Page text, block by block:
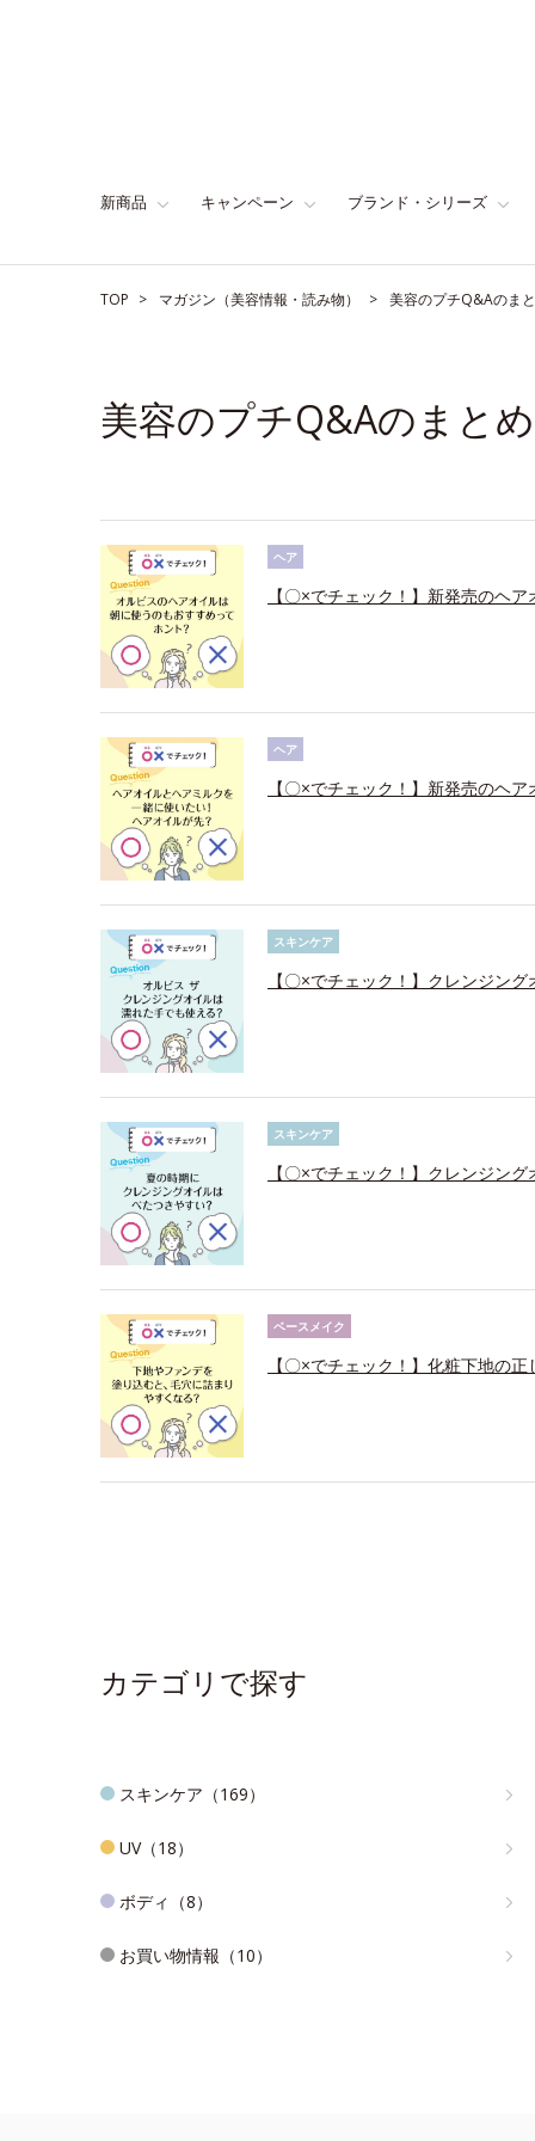
新商品 キャンペーン ブランド・シリーズ
TOP マガジン（美容情報・読み物） 美容のプチQ&Aのま
美容のプチQ&Aのまとめ
ヘア
【〇×でチェック！】新発売のヘ
ヘア
【〇×でチェック！】新発売のヘ
スキンケア
【〇×でチェック！】クレンジン
スキンケア
【〇×でチェック！】クレンジン
ベースメイク
【〇×でチェック！】化粧下地の
カテゴリで探す
スキンケア（169）
UV（18）
ボディ（8）
お買い物情報（10）